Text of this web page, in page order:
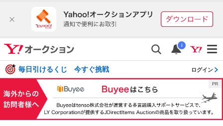
i
毎日引けるくじ 今すぐ挑戦 ログイン